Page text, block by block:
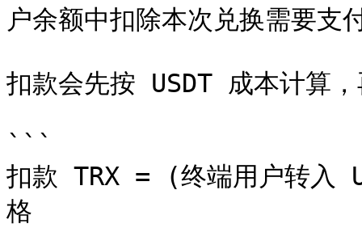
户余额中扣除本次兑换需要支
扣款会先按 USDT 成本计算
```
扣款 TRX = (终端用户转
格